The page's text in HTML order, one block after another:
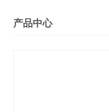
产品中心